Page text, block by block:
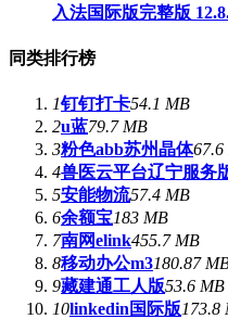
入法国际版完整版
同类排行榜
1钉钉打卡54.1 MB
2u蓝79.7 MB
3粉色abb苏州晶体67.6
4兽医云平台辽宁服务
5安能物流57.4 MB
6余额宝183 MB
7南网elink455.7 MB
8移动办公m3180.87
9藏建通工人版53.6 MB
10linkedin国际版173.8